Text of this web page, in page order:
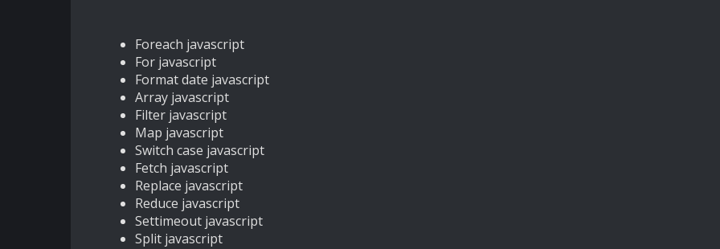
Foreach javascript
For javascript
Format date javascript
Array javascript
Filter javascript
Map javascript
Switch case javascript
Fetch javascript
Replace javascript
Reduce javascript
Settimeout javascript
Split javascript